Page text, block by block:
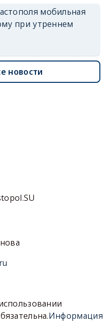
мобильная
при утреннем
новости
Информация